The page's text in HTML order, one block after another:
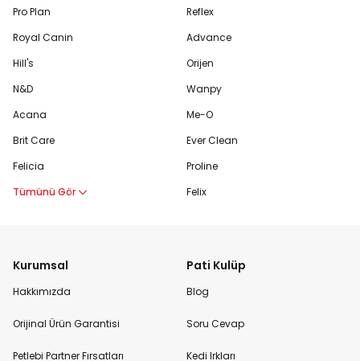
Pro Plan
Royal Canin
Hill's
N&D
Acana
Brit Care
Felicia
Tümünü Gör
Reflex
Advance
Orijen
Wanpy
Me-O
Ever Clean
Proline
Felix
Kurumsal
Hakkımızda
Orijinal Ürün Garantisi
Petlebi Partner Fırsatları
Pati Kulüp
Blog
Soru Cevap
Kedi Irkları